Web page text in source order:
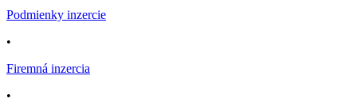
Podmienky inzercie
•
Firemná inzercia
•